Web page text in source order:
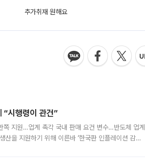
추가취재 원해요
“시행령이 관건”
쪽 지원…업계 촉각 국내 판매 요건 변수…반도체 업계
을 지원하기 위해 이른바 ‘한국판 인플레이션 감축